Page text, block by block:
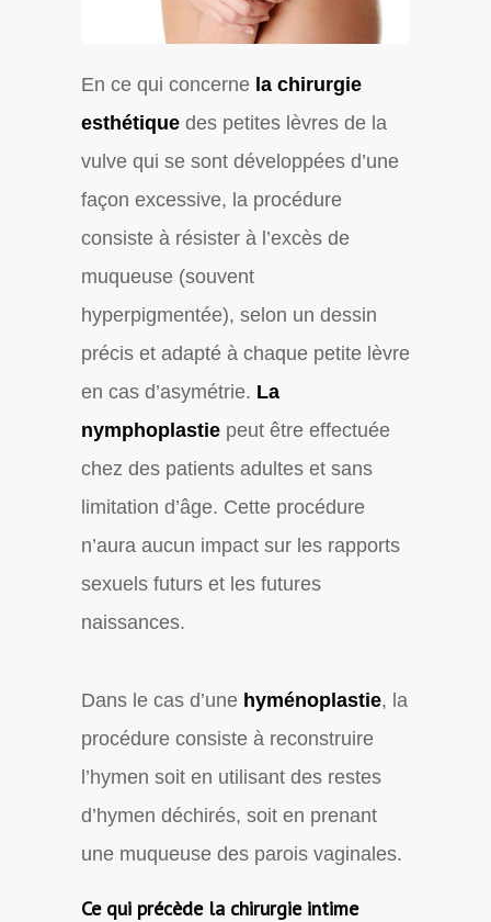
En ce qui concerne la chirurgie
esthétique des petites lèvres de la
vulve qui se sont développées d’une
façon excessive, la procédure
consiste à résister à l’excès de
muqueuse (souvent
hyperpigmentée), selon un dessin
précis et adapté à chaque petite lèvre
en cas d’asymétrie. La
nymphoplastie peut être effectuée
chez des patients adultes et sans
limitation d’âge. Cette procédure
n’aura aucun impact sur les rapports
sexuels futurs et les futures
naissances.
Dans le cas d’une hyménoplastie, la
procédure consiste à reconstruire
l’hymen soit en utilisant des restes
d’hymen déchirés, soit en prenant
une muqueuse des parois vaginales.
Ce qui précède la chirurgie intime